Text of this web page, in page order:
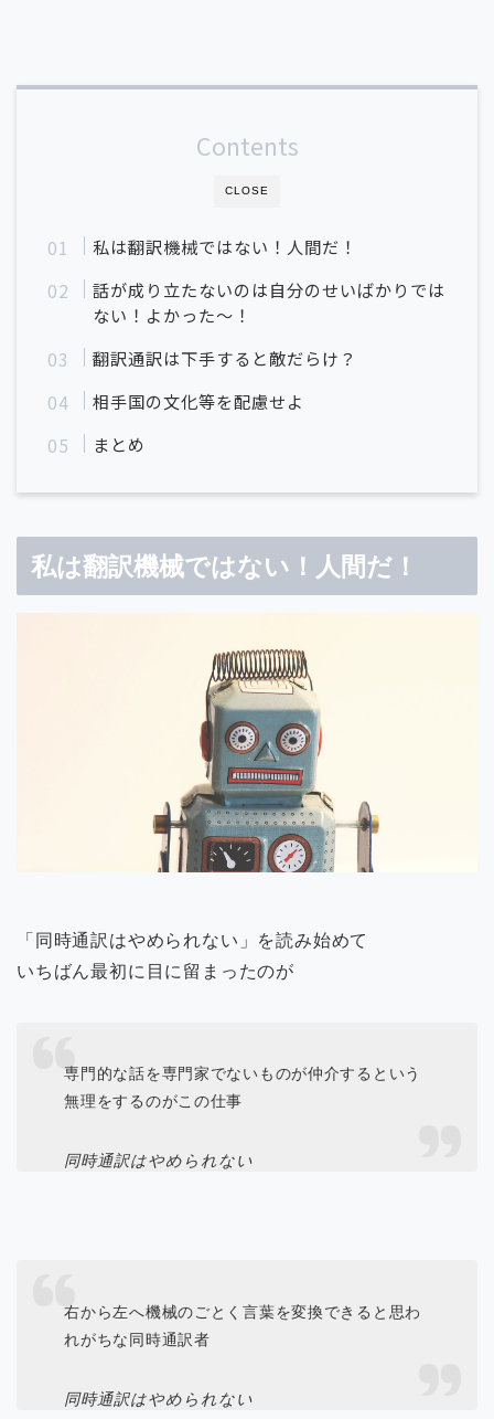
CLOSE
Contents
私は翻訳機械ではない！人間だ！
話が成り立たないのは自分のせいばかりでは
ない！よかった～！
翻訳通訳は下手すると敵だらけ？
相手国の文化等を配慮せよ
まとめ
私は翻訳機械ではない！人間だ！
「同時通訳はやめられない」を読み始めて
いちばん最初に目に留まったのが
専門的な話を専門家でないものが仲介するという
無理をするのがこの仕事
同時通訳はやめられない
右から左へ機械のごとく言葉を変換できると思わ
れがちな同時通訳者
同時通訳はやめられない